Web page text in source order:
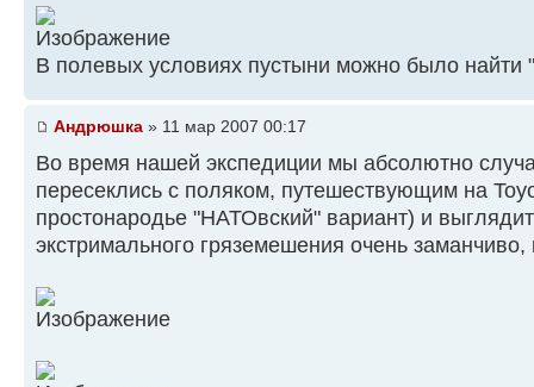
В полевых условиях пустыни можно было найти
Андрюшка » 11 мар 2007 00:17
Во время нашей экспедиции мы абсолютно
пересеклись с поляком, путешествующим на
простонародье "НАТОвский" вариант) и
экстримального гряземешения очень